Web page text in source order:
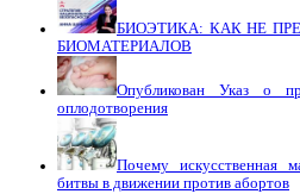
БИОЭТИКА: КАК НЕ
БИОМАТЕРИАЛОВ
Опубликован Указ о
оплодотворения
Почему искусственная
битвы в движении против абортов